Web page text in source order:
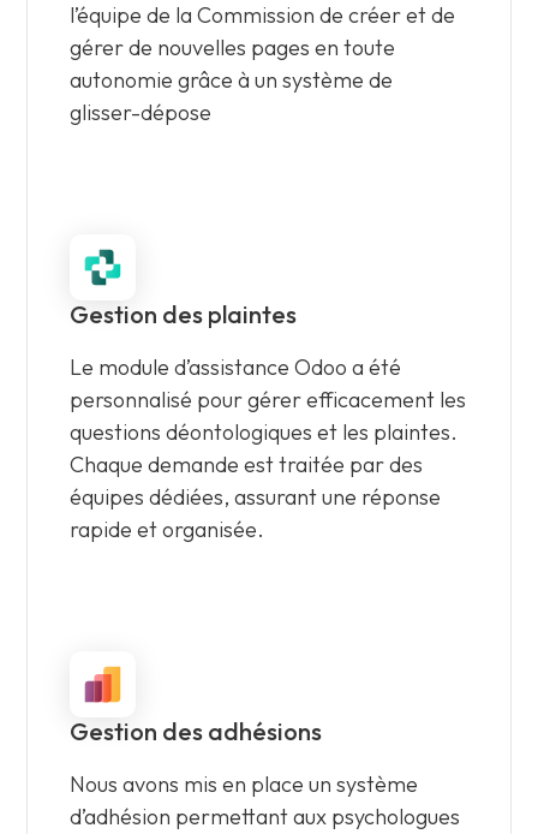
l’équipe de la Commission de créer et de
gérer de nouvelles pages en toute
autonomie grâce à un système de
glisser-dépose
Gestion des plaintes
Le module d’assistance Odoo a été
personnalisé pour gérer efficacement les
questions déontologiques et les plaintes.
Chaque demande est traitée par des
équipes dédiées, assurant une réponse
rapide et organisée.
Gestion des adhésions
Nous avons mis en place un système
d’adhésion permettant aux psychologues